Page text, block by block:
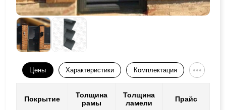
Цены Характеристики Комплектация
Покрытие
Толщина
рамы
Толщина
ламели
Прайс